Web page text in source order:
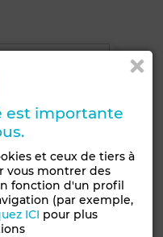
est importante
et ceux de tiers à
vous montrer des
fonction d'un profil
(par exemple,
ICI pour plus